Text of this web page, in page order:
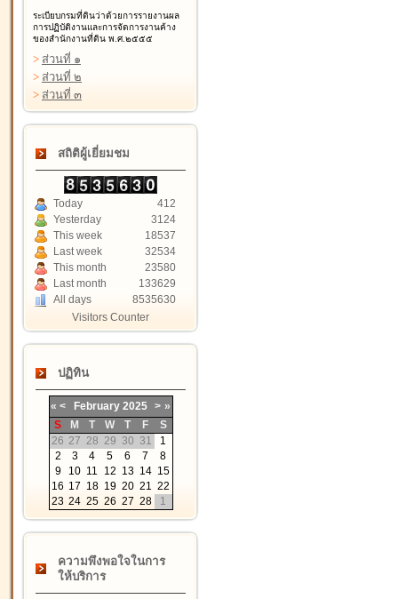
ระเบียบกรมที่ดินว่าด้วยการรายงานผล
การปฏิบัติงานและการจัดการงานค้าง
ของสำนักงานที่ดิน พ.ศ.๒๕๕๕
> ส่วนที่ ๑
> ส่วนที่ ๒
> ส่วนที่ ๓
สถิติผู้เยี่ยมชม
Today
412
Yesterday
3124
This week
18537
Last week
32534
This month
23580
Last month
133629
All days
8535630
Visitors Counter
ปฏิทิน
« < February 2025 > »
S
M T W T F
S
26 27 28 29 30 31
1
2
3 4 5 6 7
8
9
10 11 12 13 14 15
16 17 18 19 20 21 22
23 24 25 26 27 28 1
ความพึงพอใจในการ
ให้บริการ